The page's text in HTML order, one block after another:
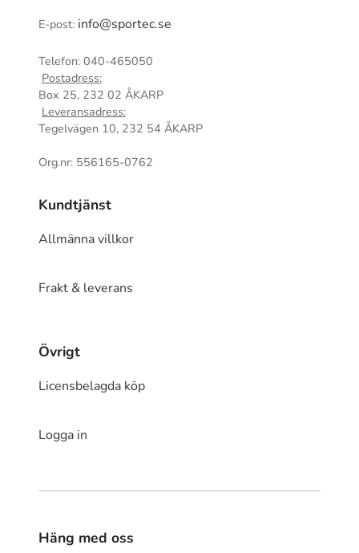
E-post: info@sportec.se
Telefon: 040-465050
Postadress:
Box 25, 232 02 ÅKARP
Leveransadress:
Tegelvägen 10, 232 54 ÅKARP
Org.nr: 556165-0762
Kundtjänst
Allmänna villkor
Frakt & leverans
Övrigt
Licensbelagda köp
Logga in
Häng med oss